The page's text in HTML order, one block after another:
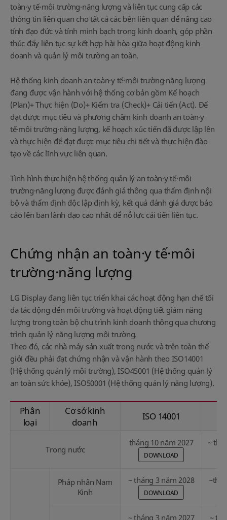
toàn·y tế·môi trường·năng lượng và liên tục cung cấp các
thông tin liên quan cho tất cả các bên liên quan để nâng cao
tính đạo đức và tính minh bạch trong kinh doanh, góp phần
thúc đẩy liên tục sự kết hợp hài hòa giữa hoạt động kinh
doanh và quản lý môi trường an toàn.
Hệ thống kinh doanh an toàn·y tế·môi trường·năng lượng
đang được vận hành với hệ thống cơ bản gồm Kế hoạch
(Plan)+ Thực hiện (Do)+ Kiểm tra (Check)+ Cải tiến (Act). Để
đạt được mục tiêu và phương châm kinh doanh an toàn·y
tế·môi trường·năng lượng, kế hoạch xúc tiến đã được lập lên
và thực hiện để đạt được mục tiêu chi tiết và thực hiện đào
tạo về các lĩnh vực liên quan.
Tình hình thực hiện hệ thống quản lý an toàn·y tế·môi
trường·năng lượng được đánh giá thông qua thẩm định nội
bộ và thẩm định độc lập định kỳ, kết quả đánh giá được báo
cáo lên ban lãnh đạo cao nhất để nỗ lực cải tiến liên tục.
Chứng nhận an toàn·y tế·môi
trường·năng lượng
LG Display đang liên tục triển khai các hoạt động hạn chế tối
đa tác động đến môi trường và hoạt động tiết giảm năng
lượng trong toàn bộ chu trình kinh doanh thông qua chương
trình quản lý năng lượng môi trường.
Theo đó, các nhà máy sản xuất trong nước và trên toàn thế
giới đều phải đạt chứng nhận và vận hành theo ISO14001
(Hệ thống quản lý môi trường), ISO45001 (Hệ thống quản lý
an toàn sức khỏe), ISO50001 (Hệ thống quản lý năng lượng).
Phân
loại
Cơ sở kinh
doanh
ISO 14001
Trong nước
tháng 10 năm 2027
DOWNLOAD
~
Pháp nhân Nam
Kinh
~ tháng 3 năm 2028
DOWNLOAD
~ tháng 3 năm 2027 ~